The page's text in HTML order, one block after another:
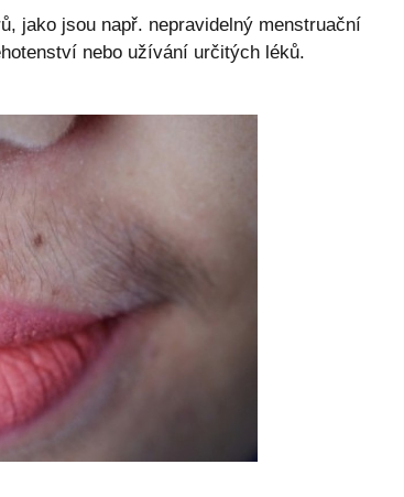
jako jsou např. nepravidelný menstruační
nebo užívání určitých léků.